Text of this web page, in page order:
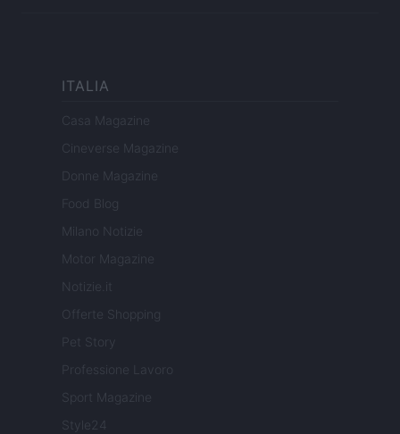
ITALIA
Casa Magazine
Cineverse Magazine
Donne Magazine
Food Blog
Milano Notizie
Motor Magazine
Notizie.it
Offerte Shopping
Pet Story
Professione Lavoro
Sport Magazine
Style24